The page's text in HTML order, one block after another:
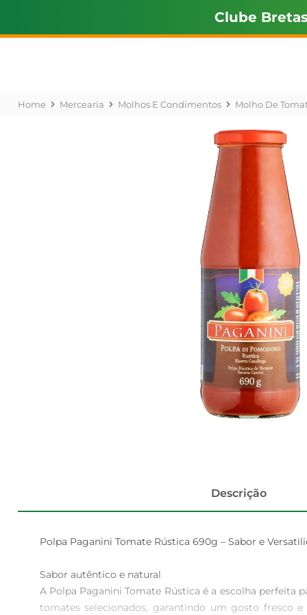
Clube Bretas
Mercearia Molhos E Condimentos Molho De
Descrição
Polpa Paganini Tomate Rústica 690g – Sabor e
Sabor autêntico e natural
A Polpa Paganini Tomate Rústica é a escolha perfeita
tomates selecionados, garantindo um gosto fresco